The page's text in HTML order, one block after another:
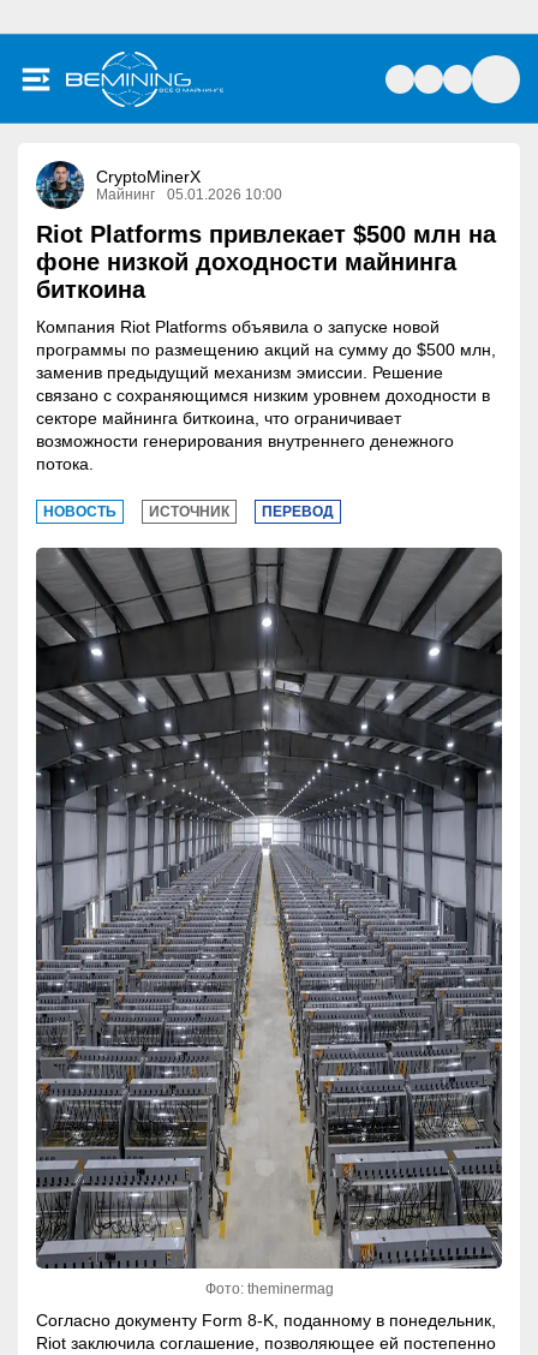
CryptoMinerX
Майнинг 05.01.2026 10:00
Riot Platforms привлекает $500 млн на
фоне низкой доходности майнинга
биткоина
Компания Riot Platforms объявила о запуске новой
программы по размещению акций на сумму до $500 млн,
заменив предыдущий механизм эмиссии. Решение
связано с сохраняющимся низким уровнем доходности в
секторе майнинга биткоина, что ограничивает
возможности генерирования внутреннего денежного
потока.
НОВОСТЬ ИСТОЧНИК ПЕРЕВОД
Фото: theminermag
Согласно документу Form 8-K, поданному в понедельник,
Riot заключила соглашение, позволяющее ей постепенно